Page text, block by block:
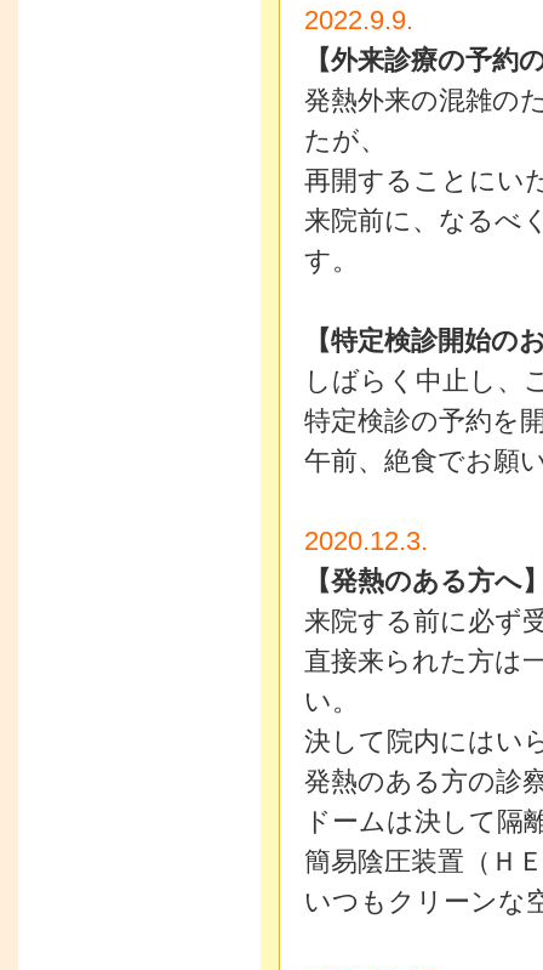
2022.9.9.
【外来診療の予約
発熱外来の混雑の
たが、
再開することにい
来院前に、なるべ
す。
【特定検診開始の
しばらく中止し、
特定検診の予約を
午前、絶食でお願
2020.12.3.
【発熱のある方へ
来院する前に必ず
直接来られた方は
い。
決して院内にはい
発熱のある方の診
ドームは決して隔
簡易陰圧装置（Ｈ
いつもクリーンな